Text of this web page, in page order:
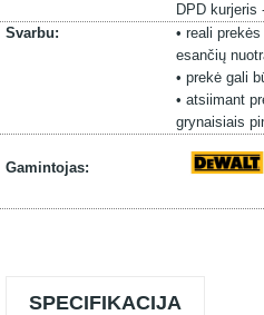
DPD kurjeris
Svarbu:
• reali
esančių
• prekė gali
• atsiimant
grynaisiais
Gamintojas:
SPECIFIKACIJA